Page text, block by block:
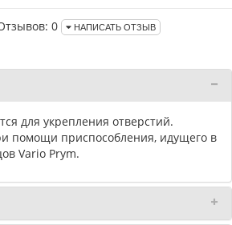
0 НАПИСАТЬ ОТЗЫВ
для укрепления отверстий.
помощи приспособления, идущего в
Vario Prym.